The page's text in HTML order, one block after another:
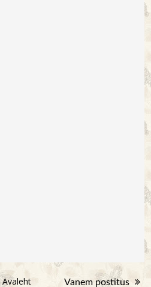
Vanem postitus
Avaleht